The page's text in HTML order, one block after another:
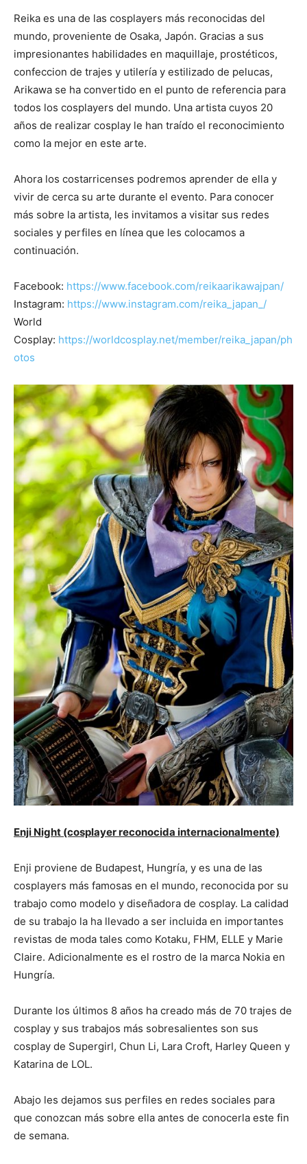
Reika es una de las cosplayers más reconocidas del
mundo, proveniente de Osaka, Japón. Gracias a sus
impresionantes habilidades en maquillaje, prostéticos,
confeccion de trajes y utilería y estilizado de pelucas,
Arikawa se ha convertido en el punto de referencia para
todos los cosplayers del mundo. Una artista cuyos 20
años de realizar cosplay le han traído el reconocimiento
como la mejor en este arte.
Ahora los costarricenses podremos aprender de ella y
vivir de cerca su arte durante el evento. Para conocer
más sobre la artista, les invitamos a visitar sus redes
sociales y perfiles en línea que les colocamos a
continuación.
Facebook: https://www.facebook.com/reikaarikawajpan/
Instagram: https://www.instagram.com/reika_japan_/
World
Cosplay: https://worldcosplay.net/member/reika_japan/ph
otos
Enji Night (cosplayer reconocida internacionalmente)
Enji proviene de Budapest, Hungría, y es una de las
cosplayers más famosas en el mundo, reconocida por su
trabajo como modelo y diseñadora de cosplay. La calidad
de su trabajo la ha llevado a ser incluida en importantes
revistas de moda tales como Kotaku, FHM, ELLE y Marie
Claire. Adicionalmente es el rostro de la marca Nokia en
Hungría.
Durante los últimos 8 años ha creado más de 70 trajes de
cosplay y sus trabajos más sobresalientes son sus
cosplay de Supergirl, Chun Li, Lara Croft, Harley Queen y
Katarina de LOL.
Abajo les dejamos sus perfiles en redes sociales para
que conozcan más sobre ella antes de conocerla este fin
de semana.